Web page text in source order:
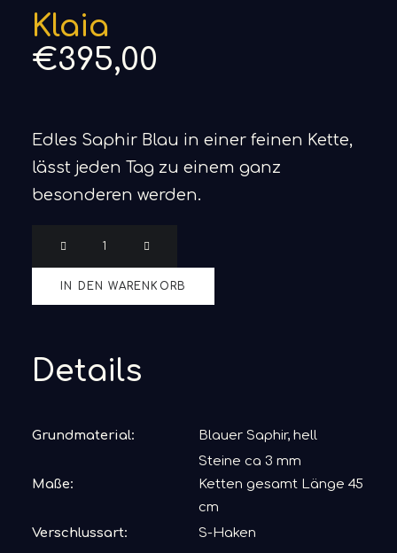
Klaia
€395,00
Edles Saphir Blau in einer feinen Kette,
lässt jeden Tag zu einem ganz
besonderen werden.
IN DEN WARENKORB
Details
Grundmaterial: Blauer Saphir, hell
Maße:
Steine ca 3 mm
Ketten gesamt Länge 45
cm
Verschlussart:
S-Haken